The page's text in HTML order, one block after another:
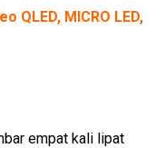
QLED, MICRO LED,
empat kali lipat